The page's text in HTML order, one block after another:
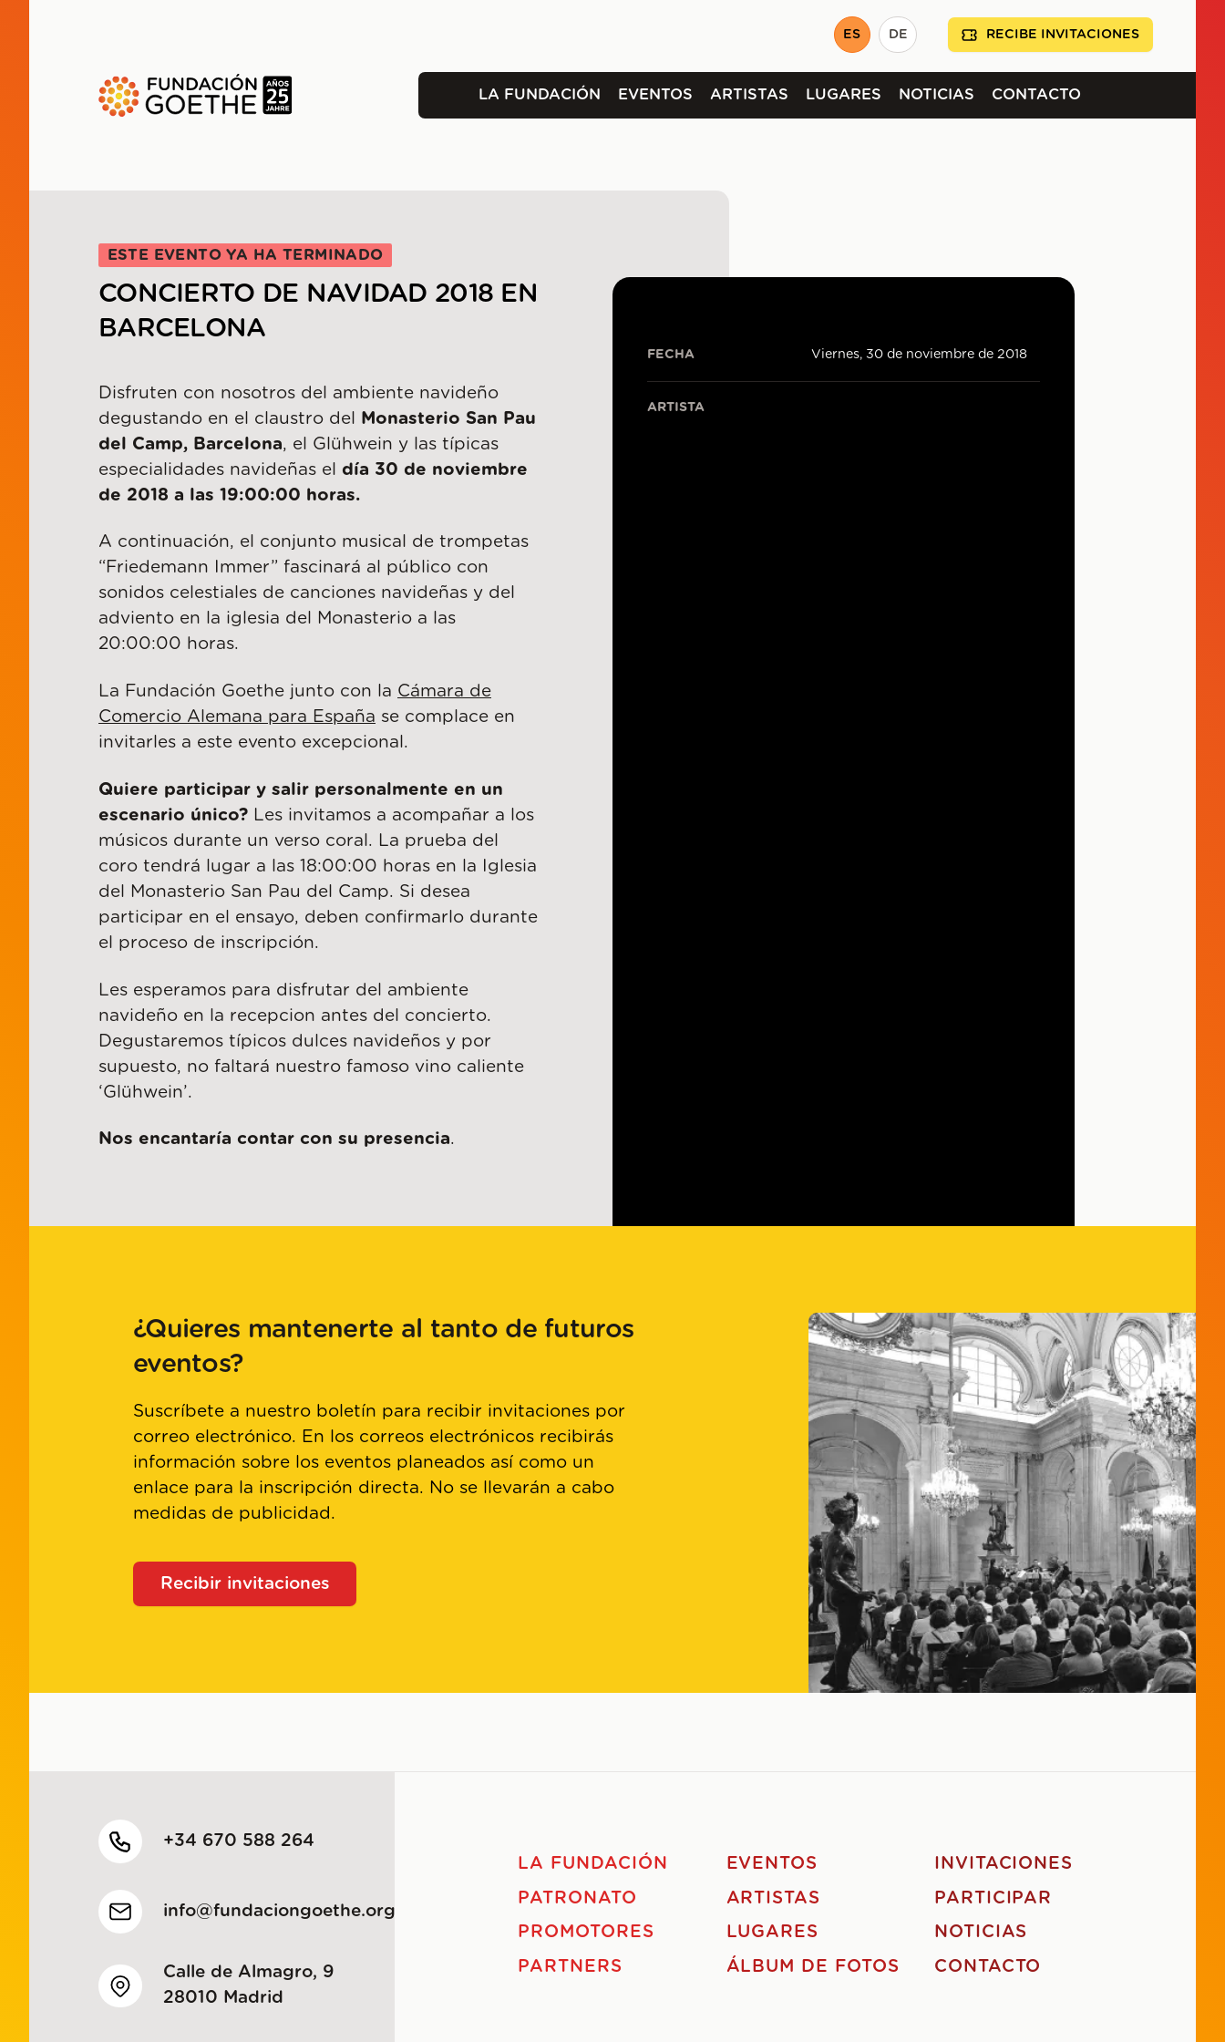
ES DE RECIBE INVITACIONES
LA FUNDACIÓN EVENTOS ARTISTAS LUGARES NOTICIAS CONTACTO
ESTE EVENTO YA HA TERMINADO
CONCIERTO DE NAVIDAD 2018 EN
BARCELONA
Disfruten con nosotros del ambiente navideño
degustando en el claustro del
Monasterio San Pau
del Camp, Barcelona, el Glühwein y las típicas
especialidades navideñas el día 30 de noviembre
de 2018 a las 19:00:00 horas.
A continuación, el conjunto musical de trompetas
“Friedemann Immer” fascinará al público con
sonidos celestiales de canciones navideñas y del
adviento en la iglesia del Monasterio a las
20:00:00 horas.
La Fundación Goethe junto con la Cámara de
Comercio Alemana para España se complace en
invitarles a este evento excepcional.
Quiere participar y salir personalmente en un
escenario único? Les invitamos a acompañar a los
músicos durante un verso coral. La prueba del
coro tendrá lugar a las 18:00:00 horas en la Iglesia
del Monasterio San Pau del Camp. Si desea
participar en el ensayo, deben confirmarlo durante
el proceso de inscripción.
Les esperamos para disfrutar del ambiente
navideño en la recepcion antes del concierto.
Degustaremos típicos dulces navideños y por
supuesto, no faltará nuestro famoso vino caliente
‘Glühwein’.
Nos encantaría contar con su presencia.
FECHA Viernes, 30 de noviembre de 2018
ARTISTA
¿Quieres mantenerte al tanto de futuros
eventos?
Suscríbete a nuestro boletín para recibir invitaciones por
correo electrónico. En los correos electrónicos recibirás
información sobre los eventos planeados así como un
enlace para la inscripción directa. No se llevarán a cabo
medidas de publicidad.
Recibir invitaciones
+34 670 588 264
info@fundaciongoethe.org
Calle de Almagro, 9
28010 Madrid
LA FUNDACIÓN
PATRONATO
PROMOTORES
PARTNERS
EVENTOS
ARTISTAS
LUGARES
ÁLBUM DE FOTOS
INVITACIONES
PARTICIPAR
NOTICIAS
CONTACTO